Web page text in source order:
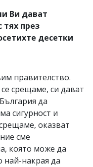
Ви дават
през
десетки
правителство.
срещаме, си дават
да
сигурност и
оказват
сме
която може да
най-накрая да